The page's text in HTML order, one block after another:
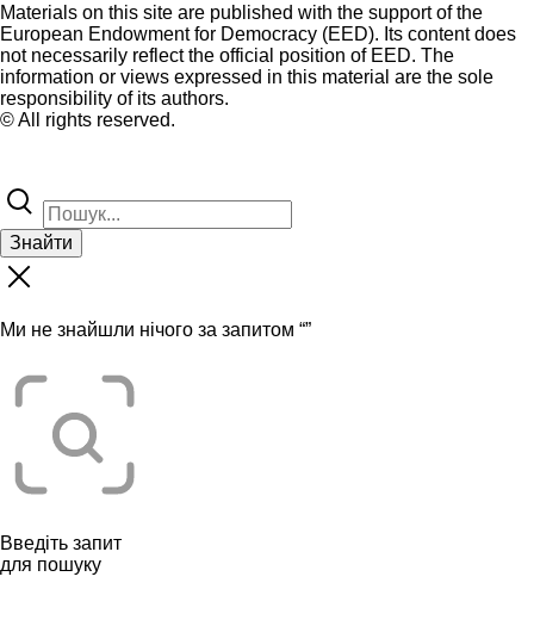
Materials on this site are published with the support of the
European Endowment for Democracy (EED). Its content does
not necessarily reflect the official position of EED. The
information or views expressed in this material are the sole
responsibility of its authors.
© All rights reserved.
Знайти
Ми не знайшли нічого за запитом “”
Введіть запит
для пошуку